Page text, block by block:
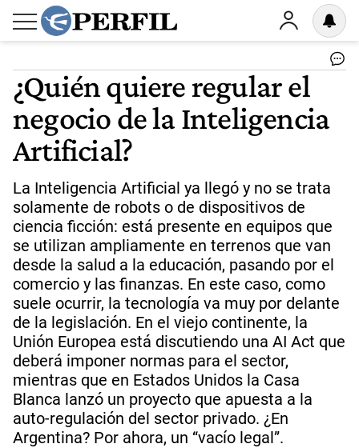
¿Quién quiere regular el
negocio de la Inteligencia
Artificial?
La Inteligencia Artificial ya llegó y no se trata
solamente de robots o de dispositivos de
ciencia ficción: está presente en equipos que
se utilizan ampliamente en terrenos que van
desde la salud a la educación, pasando por el
comercio y las finanzas. En este caso, como
suele ocurrir, la tecnología va muy por delante
de la legislación. En el viejo continente, la
Unión Europea está discutiendo una AI Act que
deberá imponer normas para el sector,
mientras que en Estados Unidos la Casa
Blanca lanzó un proyecto que apuesta a la
auto-regulación del sector privado. ¿En
Argentina? Por ahora, un “vacío legal”.